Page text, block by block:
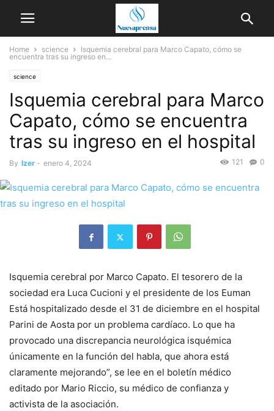
Home science
Isquemia cerebral para Marco Capato, cómo se
encuentra tras su ingreso en...
science
Isquemia cerebral para Marco
Capato, cómo se encuentra
tras su ingreso en el hospital
By Izer - enero 4, 2024 0
121
Isquemia cerebral por Marco Capato. El tesorero de la
sociedad era Luca Cucioni y el presidente de los Euman
Está hospitalizado desde el 31 de diciembre en el hospital
Parini de Aosta por un problema cardíaco. Lo que ha
provocado una discrepancia neurológica isquémica
únicamente en la función del habla, que ahora está
claramente mejorando”, se lee en el boletín médico
editado por Mario Riccio, su médico de confianza y
activista de la asociación.